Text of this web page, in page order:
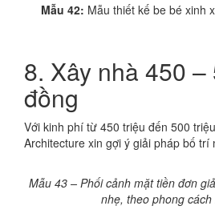
Mẫu 42: Mẫu thiết kế be bé xinh
8. Xây nhà 450 –
đồng
Với kinh phí từ 450 triệu đến 500
Architecture xin gợi ý giải pháp bố trí
Mẫu 43 – Phối cảnh mặt tiền đơn
nhẹ, theo phong cách